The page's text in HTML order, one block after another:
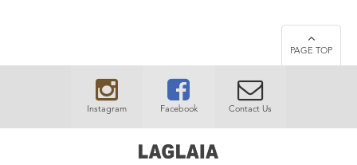
PAGE TOP
Instagram Facebook Contact Us